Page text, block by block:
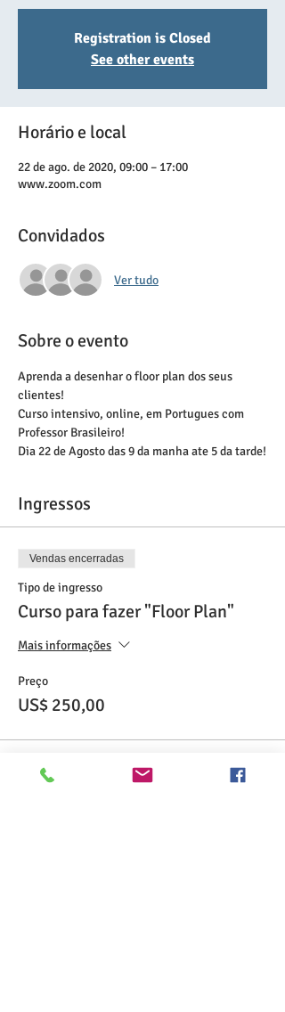
Registration is Closed
See other events
Horário e local
22 de ago. de 2020, 09:00 – 17:00
www.zoom.com
Convidados
Ver tudo
Sobre o evento
Aprenda a desenhar o floor plan dos seus
clientes!
Curso intensivo, online, em Portugues com
Professor Brasileiro!
Dia 22 de Agosto das 9 da manha ate 5 da tarde!
Ingressos
Vendas encerradas
Tipo de ingresso
Curso para fazer "Floor Plan"
Mais informações
Preço
US$ 250,00
Compartilhe esse evento